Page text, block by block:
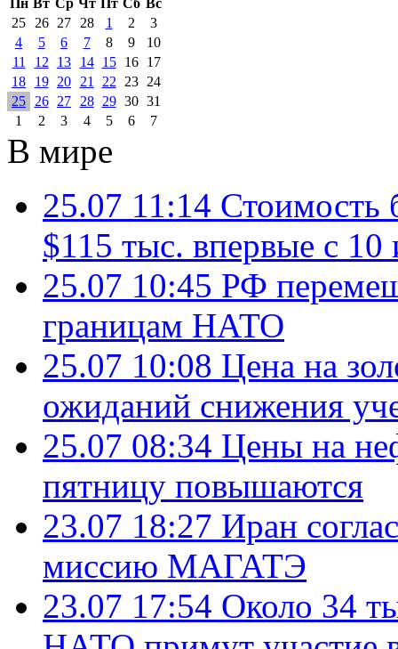
25
26 27 28 1 2
3
4
5 6 7 8 9
10
11
12 13 14 15 16
17
18
19 20 21 22 23
24
25
26 27 28 29 30 31
1
2 3 4 5 6 7
В мире
25.07 11:14 Стоимость
$115 тыс. впервые с 10
25.07 10:45 РФ
границам НАТО
25.07 10:08 Цена на
ожиданий снижения
25.07 08:34 Цены на
пятницу повышаются
23.07 18:27 Иран
миссию МАГАТЭ
23.07 17:54 Около 34